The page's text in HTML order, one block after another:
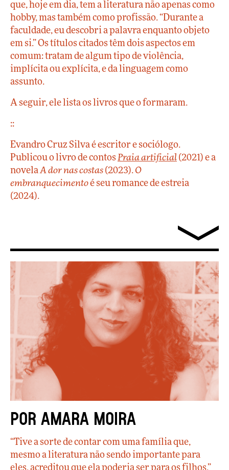
que, hoje em dia, tem a literatura não apenas como
hobby, mas também como profissão. “Durante a
faculdade, eu descobri a palavra enquanto objeto
em si.” Os títulos citados têm dois aspectos em
comum: tratam de algum tipo de violência,
implícita ou explícita, e da linguagem como
assunto.
A seguir, ele lista os livros que o formaram.
::
Evandro Cruz Silva é escritor e sociólogo.
Publicou o livro de contosPraia artificial (2021) e a
novelaA dor nas costas (2023). O
embranquecimentoé seu romance de estreia
(2024).
Por Amara Moira
“Tive a sorte de contar com uma família que,
mesmo a literatura não sendo importante para
eles, acreditou que ela poderia ser para os filhos.”